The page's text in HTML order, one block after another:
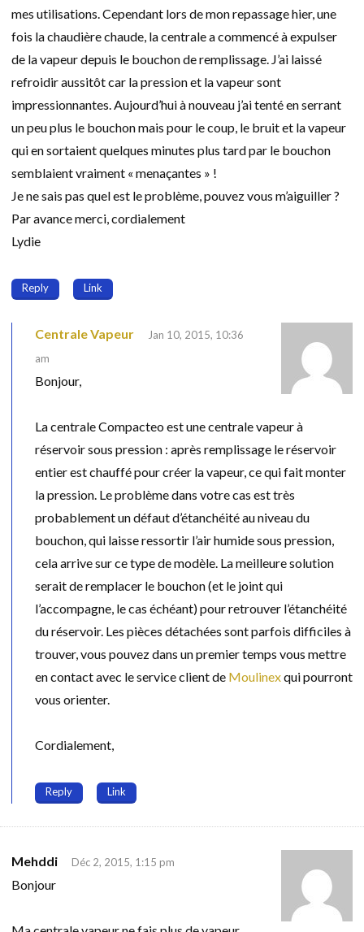
mes utilisations. Cependant lors de mon repassage hier, une
fois la chaudière chaude, la centrale a commencé à expulser
de la vapeur depuis le bouchon de remplissage. J’ai laissé
refroidir aussitôt car la pression et la vapeur sont
impressionnantes. Aujourd’hui à nouveau j’ai tenté en serrant
un peu plus le bouchon mais pour le coup, le bruit et la vapeur
qui en sortaient quelques minutes plus tard par le bouchon
semblaient vraiment « menaçantes » !
Je ne sais pas quel est le problème, pouvez vous m’aiguiller ?
Par avance merci, cordialement
Lydie
Reply Link
Centrale Vapeur
Jan 10, 2015, 10:36
am
Bonjour,
La centrale Compacteo est une centrale vapeur à
réservoir sous pression : après remplissage le réservoir
entier est chauffé pour créer la vapeur, ce qui fait monter
la pression. Le problème dans votre cas est très
probablement un défaut d’étanchéité au niveau du
bouchon, qui laisse ressortir l’air humide sous pression,
cela arrive sur ce type de modèle. La meilleure solution
serait de remplacer le bouchon (et le joint qui
l’accompagne, le cas échéant) pour retrouver l’étanchéité
du réservoir. Les pièces détachées sont parfois difficiles à
trouver, vous pouvez dans un premier temps vous mettre
en contact avec le service client de Moulinexqui pourront
vous orienter.
Cordialement,
Reply Link
Mehddi Déc 2, 2015, 1:15 pm
Bonjour